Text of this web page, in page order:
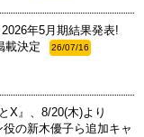
年5月期結果発表!
載決定
26/07/16
X』、8/20(木)より
の新木優子ら追加キャ